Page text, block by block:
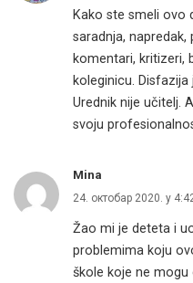
Kako ste smeli ovo
saradnja,
komentari, kritizeri,
koleginicu.
Urednik nije učitelj.
svoju
Mina
24. октобар 2020. у
Žao mi je deteta i
problemima koju
škole koje ne mogu